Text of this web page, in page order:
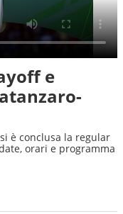
e
è conclusa la regular
orari e programma